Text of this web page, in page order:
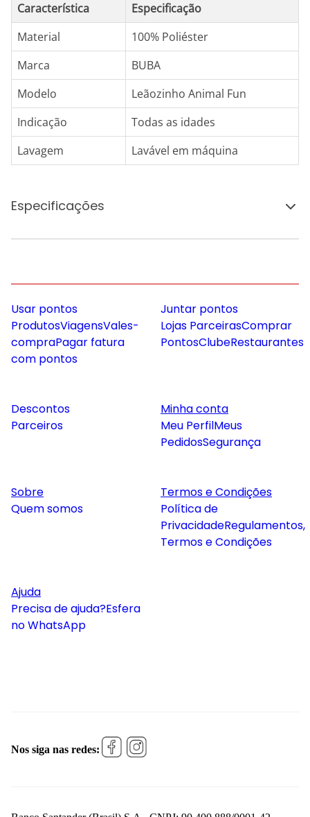
Característica
Especificação
Material
100% Poliéster
Marca
BUBA
Modelo
Leãozinho Animal Fun
Indicação
Todas as idades
Lavagem
Lavável em máquina
Especificações
Usar pontos
ProdutosViagensVales-
compraPagar fatura
com pontos
Juntar pontos
Lojas ParceirasComprar
PontosClubeRestaurantes
Descontos
Parceiros
Minha conta
Meu PerfilMeus
PedidosSegurança
Sobre
Quem somos
Termos e Condições
Política de
PrivacidadeRegulamentos,
Termos e Condições
Ajuda
Precisa de ajuda?Esfera
no WhatsApp
Nos siga nas redes: